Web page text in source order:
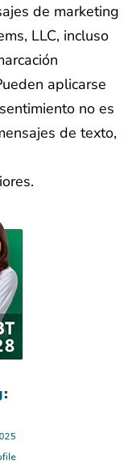
de marketing
LLC, incluso
aplicarse
no es
de texto,